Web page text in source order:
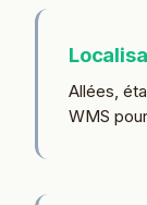
Allées,
WMS